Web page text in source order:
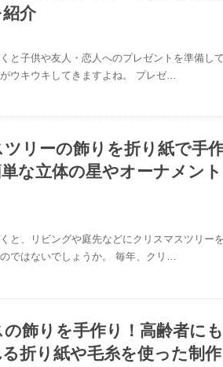
介
と子供や友人・恋人へのプレゼントを準備して
ウキウキしてきますよね。 プレゼ…
リーの飾りを折り紙で手
な立体の星やオーナメント
と、リビングや庭先などにクリスマスツリーを
ではないでしょうか。 毎年、クリ…
飾りを手作り！高齢者にも
折り紙や毛糸を使った制作